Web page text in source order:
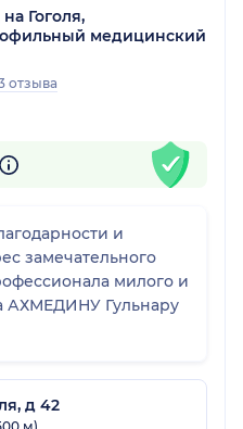
Гоголя,
медицинский
отзыва
и
замечательного
милого и
АХМЕДИНУ Гульнару
д 42